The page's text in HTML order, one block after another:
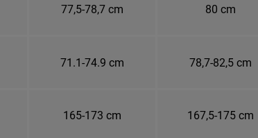
77,5-78,7 cm 80 cm
71.1-74.9 cm 78,7-82,5 cm
165-173 cm 167,5-175 cm